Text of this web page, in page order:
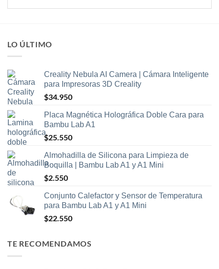
LO ÚLTIMO
Creality Nebula AI Camera | Cámara Inteligente
para Impresoras 3D Creality
$34.950
Placa Magnética Holográfica Doble Cara para
Bambu Lab A1
$25.550
Almohadilla de Silicona para Limpieza de
Boquilla | Bambu Lab A1 y A1 Mini
$2.550
Conjunto Calefactor y Sensor de Temperatura
para Bambu Lab A1 y A1 Mini
$22.550
TE RECOMENDAMOS